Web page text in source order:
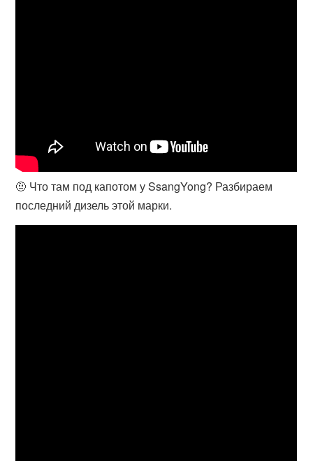
🤨 Что там под капотом у SsangYong? Разбираем
последний дизель этой марки.